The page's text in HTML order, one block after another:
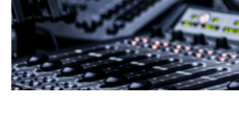
ВІДЕОУРОКИ «ELIFBE»
СВІДЧЕННЯ ОКУПАЦІЇ
УКРАЇНСЬКА ПРОБЛЕМА КРИМУ
Русский
Qırımtatar